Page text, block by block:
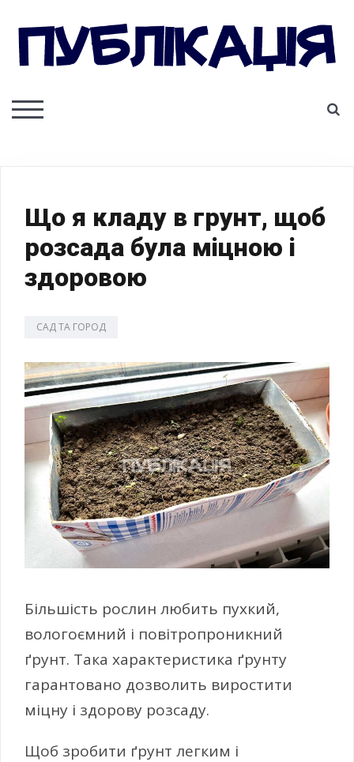
content
ПУБЛІКАЦІЯ
TOGGLE MOBILE MENU
Що я кладу в грунт, щоб
розсада була міцною і
здоровою
САД ТА ГОРОД
Більшість рослин любить пухкий,
вологоємний і повітропроникний
ґрунт. Така характеристика ґрунту
гарантовано дозволить виростити
міцну і здорову розсаду.
Щоб зробити ґрунт легким і